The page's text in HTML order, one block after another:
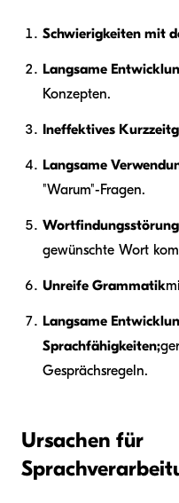
Schwierigkeiten mit
Langsame
Konzepten.
Ineffektives
Langsame
"Warum"-Fragen.
gewünschte Wort
Unreife Grammatik
Langsame
Sprachfähigkeiten;
Gesprächsregeln.
Ursachen für